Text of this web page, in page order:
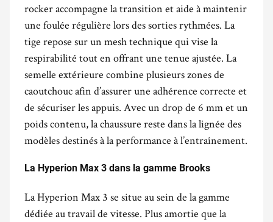
rocker accompagne la transition et aide à maintenir
une foulée régulière lors des sorties rythmées. La
tige repose sur un mesh technique qui vise la
respirabilité tout en offrant une tenue ajustée. La
semelle extérieure combine plusieurs zones de
caoutchouc afin d’assurer une adhérence correcte et
de sécuriser les appuis. Avec un drop de 6 mm et un
poids contenu, la chaussure reste dans la lignée des
modèles destinés à la performance à l’entraînement.
La Hyperion Max 3 dans la gamme Brooks
La Hyperion Max 3 se situe au sein de la gamme
dédiée au travail de vitesse. Plus amortie que la